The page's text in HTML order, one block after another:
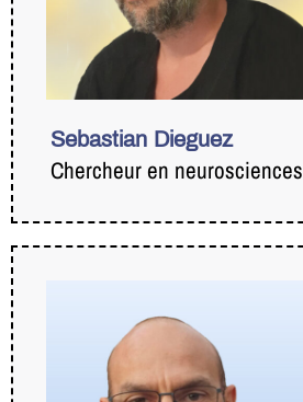
Sebastian Dieguez
Chercheur en neurosciences